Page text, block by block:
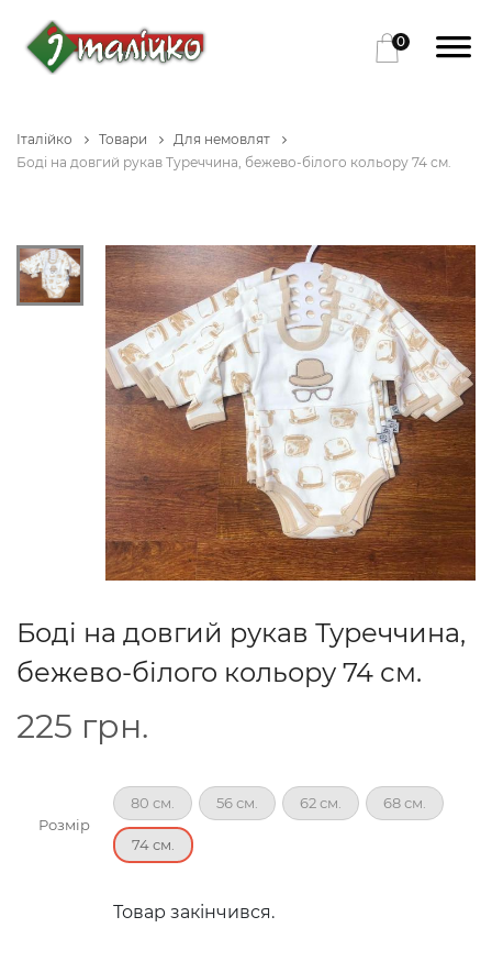
0
Італійко Товари
Для немовлят
Боді на довгий рукав Туреччина, бежево-білого кольору 74 см.
Боді на довгий рукав Туреччина,
бежево-білого кольору 74 см.
225 грн.
Розмір
80 см. 56 см. 62 см. 68 см.
74 см.
Товар закінчився.